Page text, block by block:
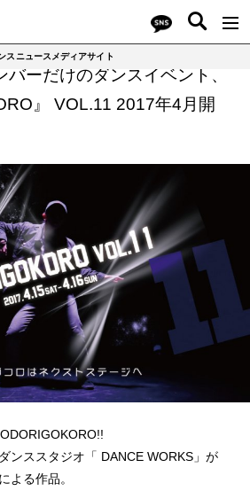
スニュースメディアサイト
バーだけのダンスイベント、
』 VOL.11 2017年4月開
ンススタジオ「 DANCE WORKS」が
よる作品。